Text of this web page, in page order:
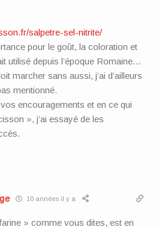
salpetre-sel-nitrite/
pour le goût, la coloration et
utilisé depuis l’époque Romaine…
marcher sans aussi, j’ai d’ailleurs
mentionné.
encouragements et en ce qui
», j’ai essayé de les
10 années il y a
» comme vous dites, est en